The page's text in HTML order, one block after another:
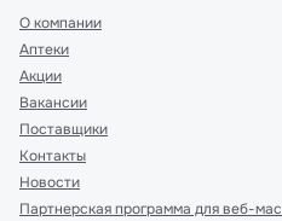
О компании
Аптеки
Акции
Вакансии
Поставщики
Контакты
Новости
Партнерская программа для веб-